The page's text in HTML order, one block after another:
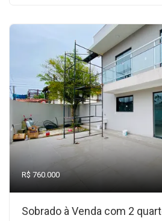
R$ 760.000
Sobrado à Venda com 2